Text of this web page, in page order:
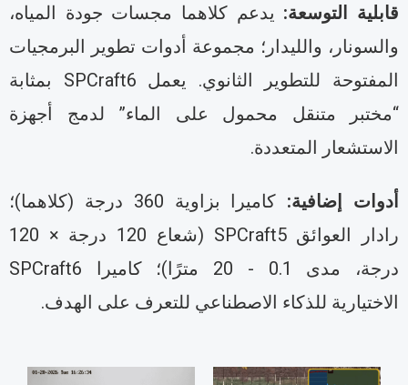
التوسعة:يدعم كلاهما مجسات جودة المياه،
والليدار؛ مجموعة أدوات تطوير البرمجيات
المفتوحة للتطوير الثانوي. يعمل SPCraft6 بمثابة
متنقل محمول على الماء” لدمج أجهزة
المتعددة.
إضافية:
كاميرا بزاوية 360 درجة (كلاهما)؛
رادار العوائق SPCraft5 (شعاع 120 درجة × 120
درجة، مدى 0.1 - 20 مترًا)؛ كاميرا SPCraft6
للذكاء الاصطناعي للتعرف على الهدف.